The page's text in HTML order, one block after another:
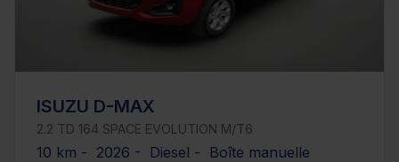
ISUZU D-MAX
2.2 TD 164 SPACE EVOLUTION M/T6
10 km - 2026 - Diesel - Boîte manuelle